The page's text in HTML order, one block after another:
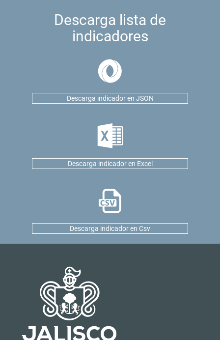
Descarga lista de
indicadores
Descarga indicador en JSON
Descarga indicador en Excel
Descarga indicador en Csv